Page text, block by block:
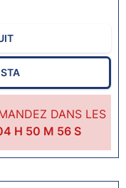
DANS LES
H 50 M 55 S